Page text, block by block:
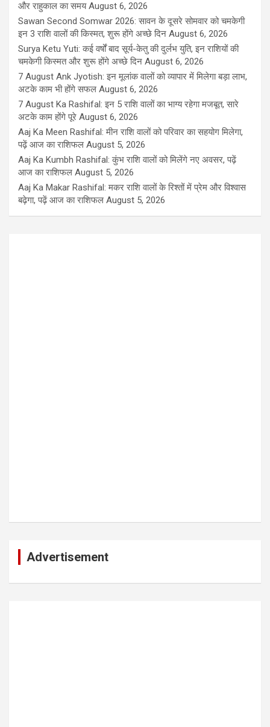
और राहुकाल का समय August 6, 2026
Sawan Second Somwar 2026: सावन के दूसरे सोमवार को चमकेगी
इन 3 राशि वालों की किस्मत, शुरू होंगे अच्छे दिन August 6, 2026
Surya Ketu Yuti: कई वर्षों बाद सूर्य-केतु की दुर्लभ युति, इन राशियों की
चमकेगी किस्मत और शुरू होंगे अच्छे दिन August 6, 2026
7 August Ank Jyotish: इन मूलांक वालों को व्यापार में मिलेगा बड़ा लाभ,
अटके काम भी होंगे सफल August 6, 2026
7 August Ka Rashifal: इन 5 राशि वालों का भाग्य रहेगा मजबूत, सारे
अटके काम होंगे पूरे August 6, 2026
Aaj Ka Meen Rashifal: मीन राशि वालों को परिवार का सहयोग मिलेगा,
पढ़ें आज का राशिफल August 5, 2026
Aaj Ka Kumbh Rashifal: कुंभ राशि वालों को मिलेंगे नए अवसर, पढ़ें
आज का राशिफल August 5, 2026
Aaj Ka Makar Rashifal: मकर राशि वालों के रिश्तों में प्रेम और विश्वास
बढ़ेगा, पढ़ें आज का राशिफल August 5, 2026
Advertisement